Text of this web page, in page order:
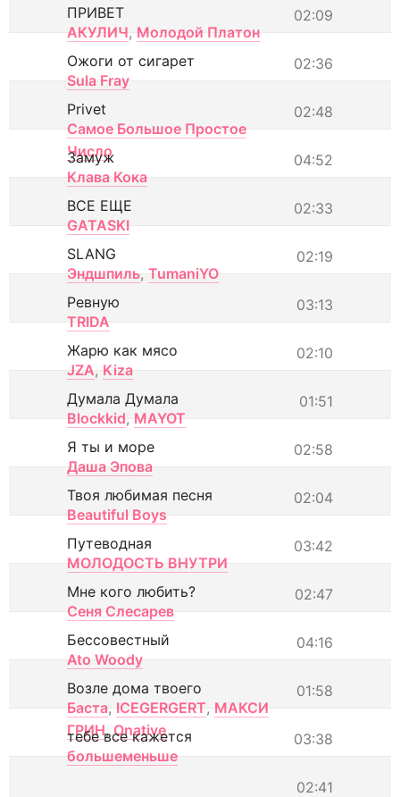
02:09
ПРИВЕТ
АКУЛИЧ, Молодой Платон
02:36
Ожоги от сигарет
Sula Fray
02:48
Privet
Самое Большое Простое
Число
04:52
Замуж
Клава Кока
02:33
ВСЕ ЕЩЕ
GATASKI
02:19
SLANG
Эндшпиль, TumaniYO
03:13
Ревную
TRIDA
02:10
Жарю как мясо
JZA, Kiza
01:51
Думала Думала
Blockkid, MAYOT
02:58
Я ты и море
Даша Эпова
02:04
Твоя любимая песня
Beautiful Boys
03:42
Путеводная
МОЛОДОСТЬ ВНУТРИ
02:47
Мне кого любить?
Сеня Слесарев
04:16
Бессовестный
Ato Woody
01:58
Возле дома твоего
Баста, ICEGERGERT, МАКСИ
ГРИН, Onative 03:38
тебе все кажется
большеменьше
02:41